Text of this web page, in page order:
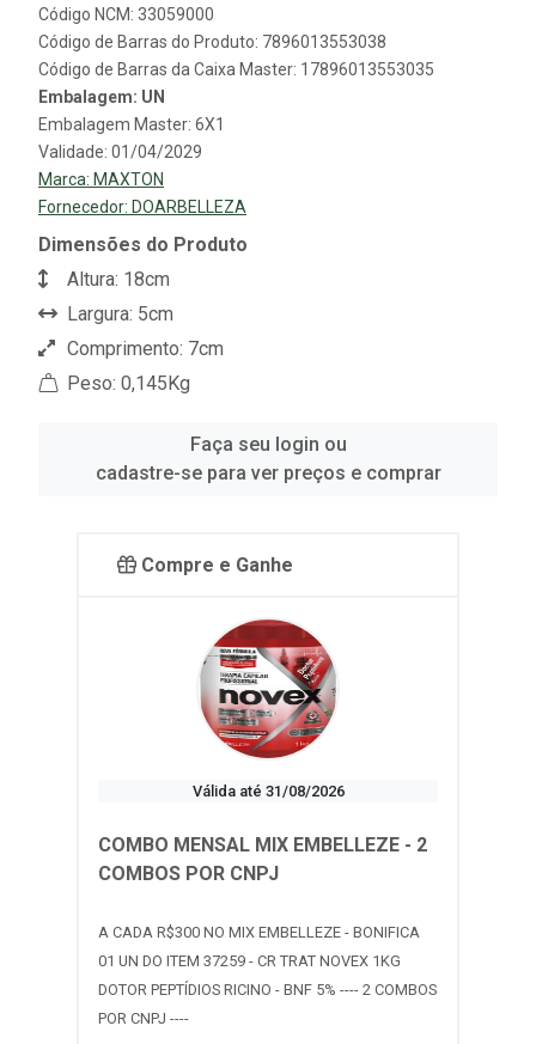
Código NCM: 33059000
Código de Barras do Produto: 7896013553038
Código de Barras da Caixa Master: 17896013553035
Embalagem: UN
Embalagem Master: 6X1
Validade: 01/04/2029
Marca: MAXTON
Fornecedor: DOARBELLEZA
Dimensões do Produto
Altura: 18cm
Largura: 5cm
Comprimento: 7cm
Peso: 0,145Kg
Faça seu login ou
cadastre-se para ver preços e comprar
Compre e Ganhe
Válida até 31/08/2026
COMBO MENSAL MIX EMBELLEZE - 2
COMBOS POR CNPJ
A CADA R$300 NO MIX EMBELLEZE - BONIFICA
01 UN DO ITEM 37259 - CR TRAT NOVEX 1KG
DOTOR PEPTÍDIOS RICINO - BNF 5% ---- 2 COMBOS
POR CNPJ ----